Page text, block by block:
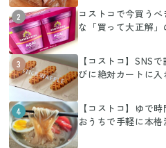
2
コストコで今買う
な「買って大正解
3
【コストコ】SNS
びに絶対カートに
4
【コストコ】ゆで
おうちで手軽に本格